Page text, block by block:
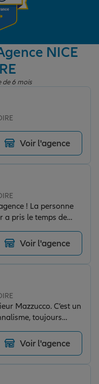
NICE
de 6 mois
Voir l'agence
! La personne
a pris le temps de
proposé des
très réactifs
Voir l'agence
Mazzucco. C’est un
toujours
prend le temps
et propose des
Son
ce qui est très
qui l’on peut avoir
Voir l'agence